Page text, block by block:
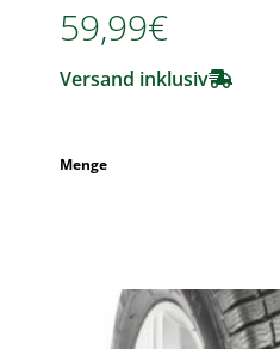
59,99€
Versand inklusiv
Menge